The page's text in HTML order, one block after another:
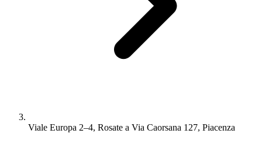
Viale Europa 2–4, Rosate a Via Caorsana 127, Piacenza